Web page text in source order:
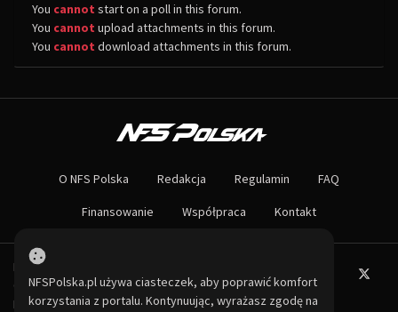
You cannot start on a poll in this forum.
You cannot upload attachments in this forum.
You cannot download attachments in this forum.
NFSPolska.pl używa ciasteczek, aby poprawić komfort
korzystania z portalu. Kontynuując, wyrażasz zgodę na
Największa społeczność Need for Speed w Polsce! Znajdziesz u nas
Nie czekaj dłużej - wstąp do naszej społeczności! Czekamy na ciebie!
O NFS Polska Redakcja Regulamin FAQ
Finansowanie Współpraca Kontakt
Powered by PHP-Fusion.
Copyright © 2026PHP-
FusionInc